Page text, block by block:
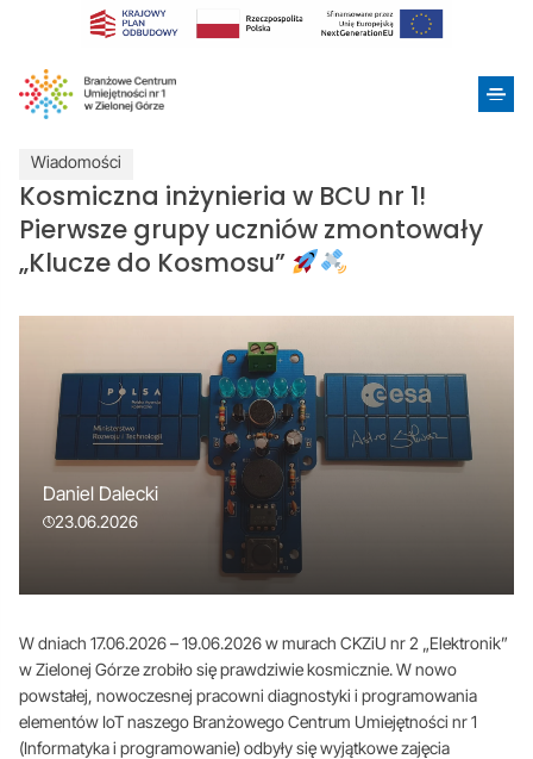
Wiadomości
Kosmiczna inżynieria w BCU nr 1!
Pierwsze grupy uczniów zmontowały
„Klucze do Kosmosu”
Daniel Dalecki
23.06.2026
W dniach 17.06.2026 – 19.06.2026 w murach CKZiU nr 2 „Elektronik”
w Zielonej Górze zrobiło się prawdziwie kosmicznie. W nowo
powstałej, nowoczesnej pracowni diagnostyki i programowania
elementów IoT naszego Branżowego Centrum Umiejętności nr 1
(Informatyka i programowanie) odbyły się wyjątkowe zajęcia